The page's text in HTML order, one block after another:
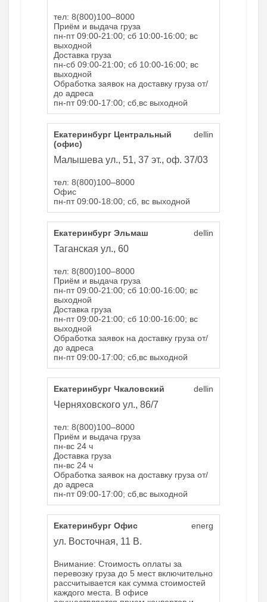
тел: 8(800)100–8000
Приём и выдача груза
пн-пт 09:00-21:00; сб 10:00-16:00; вс
выходной
Доставка груза
пн-сб 09:00-21:00; сб 10:00-16:00; вс
выходной
Обработка заявок на доставку груза от/
до адреса
пн-пт 09:00-17:00; сб,вс выходной
dellin
Екатеринбург Центральный
(офис)
Малышева ул., 51, 37 эт., оф. 37/03
тел: 8(800)100–8000
Офис
пн-пт 09:00-18:00; сб, вс выходной
dellin
Екатеринбург Эльмаш
Таганская ул., 60
тел: 8(800)100–8000
Приём и выдача груза
пн-пт 09:00-21:00; сб 10:00-16:00; вс
выходной
Доставка груза
пн-пт 09:00-21:00; сб 10:00-16:00; вс
выходной
Обработка заявок на доставку груза от/
до адреса
пн-пт 09:00-17:00; сб,вс выходной
dellin
Екатеринбург Чкаловский
Черняховского ул., 86/7
тел: 8(800)100–8000
Приём и выдача груза
пн-вс 24 ч
Доставка груза
пн-вс 24 ч
Обработка заявок на доставку груза от/
до адреса
пн-пт 09:00-17:00; сб,вс выходной
energ
Екатеринбург Офис
ул. Восточная, 11 В.
Внимание: Стоимость оплаты за
перевозку груза до 5 мест включительно
рассчитывается как сумма стоимостей
каждого места. В офисе